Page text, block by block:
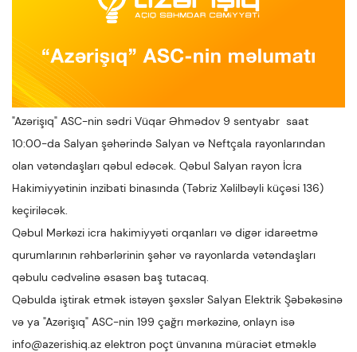
"Azərişıq" ASC-nin sədri Vüqar Əhmədov 9 sentyabr saat
10:00-da Salyan şəhərində Salyan və Neftçala rayonlarından
olan vətəndaşları qəbul edəcək. Qəbul Salyan rayon İcra
Hakimiyyətinin inzibati binasında (Təbriz Xəlilbəyli küçəsi 136)
keçiriləcək.
Qəbul Mərkəzi icra hakimiyyəti orqanları və digər idarəetmə
qurumlarının rəhbərlərinin şəhər və rayonlarda vətəndaşları
qəbulu cədvəlinə əsasən baş tutacaq.
Qəbulda iştirak etmək istəyən şəxslər Salyan Elektrik Şəbəkəsinə
və ya "Azərişıq" ASC-nin 199 çağrı mərkəzinə, onlayn isə
info@azerishiq.az elektron poçt ünvanına müraciət etməklə